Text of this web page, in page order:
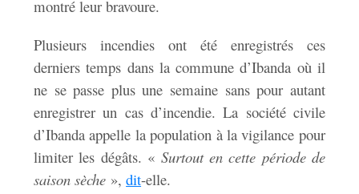
montré leur bravoure.
Plusieurs incendies ont été enregistrés ces
derniers temps dans la commune d’Ibanda où il
ne se passe plus une semaine sans pour autant
enregistrer un cas d’incendie. La société civile
d’Ibanda appelle la population à la vigilance pour
limiter les dégâts. « Surtout en cette période de
saison sèche »,dit-elle.